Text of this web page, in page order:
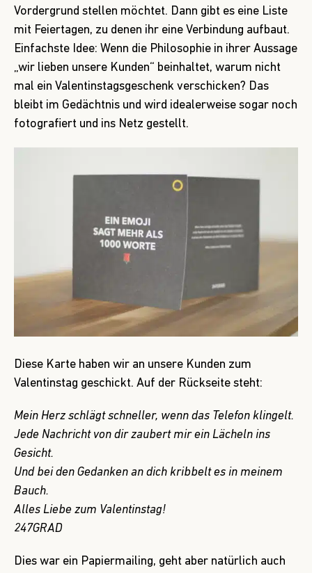
Vordergrund stellen möchtet. Dann gibt es eine Liste
mit Feiertagen, zu denen ihr eine Verbindung aufbaut.
Einfachste Idee: Wenn die Philosophie in ihrer Aussage
„wir lieben unsere Kunden“ beinhaltet, warum nicht
mal ein Valentinstagsgeschenk verschicken? Das
bleibt im Gedächtnis und wird idealerweise sogar noch
fotografiert und ins Netz gestellt.
Diese Karte haben wir an unsere Kunden zum
Valentinstag geschickt. Auf der Rückseite steht:
Mein Herz schlägt schneller, wenn das Telefon klingelt.
Jede Nachricht von dir zaubert mir ein Lächeln ins
Gesicht.
Und bei den Gedanken an dich kribbelt es in meinem
Bauch.
Alles Liebe zum Valentinstag!
247GRAD
Dies war ein Papiermailing, geht aber natürlich auch